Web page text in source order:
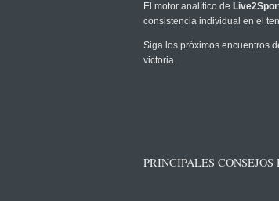
El motor analítico de
consistencia individual en el
Siga los próximos encuentros
victoria.
PRINCIPALES CONSEJOS